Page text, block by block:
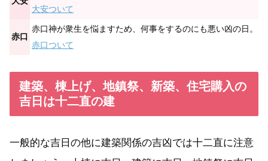
大安ついて
赤口
赤口神が衆生を悩ますため、何事をするのにも悪い凶の日。
赤口ついて
建築、棟上げ、地鎮祭、新築、住宅購入の
吉日は十二直の建
一般的な吉日の他に建築関係の吉凶では十二直に注意